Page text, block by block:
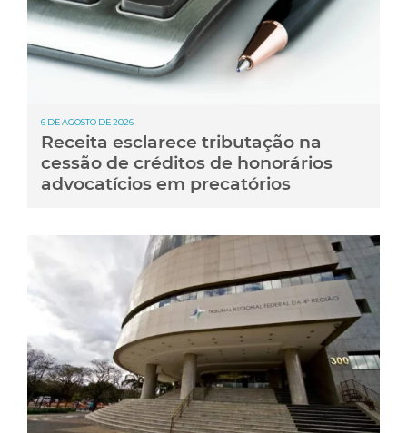
6 DE AGOSTO DE 2026
Receita esclarece tributação na
cessão de créditos de honorários
advocatícios em precatórios